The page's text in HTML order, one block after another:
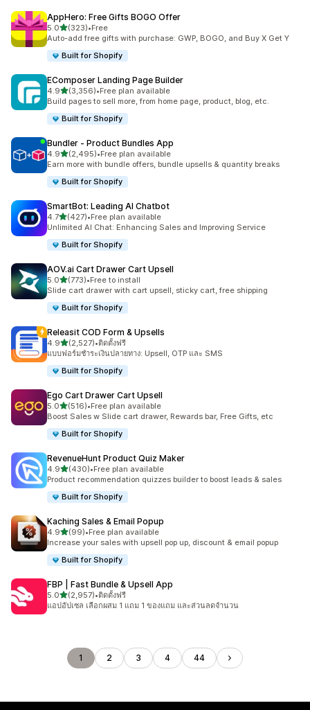
AppHero: Free Gifts BOGO Offer
5.0เต็ม 5 ดาว
(323)
ทั้งหมด 323 รีวิว
•Free
Auto-add free gifts with purchase: GWP, BOGO, and Buy X Get Y
Built for Shopify
EComposer Landing Page Builder
4.9เต็ม 5 ดาว
(3,356)
ทั้งหมด 3356 รีวิว
•Free plan available
Build pages to sell more, from home page, product, blog, etc.
Built for Shopify
Bundler ‑ Product Bundles App
4.9เต็ม 5 ดาว
(2,495)
ทั้งหมด 2495 รีวิว
•Free plan available
Earn more with bundle offers, bundle upsells & quantity breaks
Built for Shopify
SmartBot: Leading AI Chatbot
4.7เต็ม 5 ดาว
(427)
ทั้งหมด 427 รีวิว
•Free plan available
Unlimited AI Chat: Enhancing Sales and Improving Service
Built for Shopify
AOV.ai Cart Drawer Cart Upsell
5.0เต็ม 5 ดาว
(773)
ทั้งหมด 773 รีวิว
•Free to install
Slide cart drawer with cart upsell, sticky cart, free shipping
Built for Shopify
Releasit COD Form & Upsells
4.9เต็ม 5 ดาว
(2,527)
ทั้งหมด 2527 รีวิว
•ติดตั้งฟรี
แบบฟอร์มชำระเงินปลายทาง: Upsell, OTP และ SMS
Built for Shopify
Ego Cart Drawer Cart Upsell
5.0เต็ม 5 ดาว
(516)
ทั้งหมด 516 รีวิว
•Free plan available
Boost Sales w Slide cart drawer, Rewards bar, Free Gifts, etc
Built for Shopify
RevenueHunt Product Quiz Maker
4.9เต็ม 5 ดาว
(430)
ทั้งหมด 430 รีวิว
•Free plan available
Product recommendation quizzes builder to boost leads & sales
Built for Shopify
Kaching Sales & Email Popup
4.9เต็ม 5 ดาว
(99)
ทั้งหมด 99 รีวิว
•Free plan available
Increase your sales with upsell pop up, discount & email popup
Built for Shopify
FBP | Fast Bundle & Upsell App
5.0เต็ม 5 ดาว
(2,957)
ทั้งหมด 2957 รีวิว
•ติดตั้งฟรี
แอปอัปเซล เลือกผสม 1 แถม 1 ของแถม และส่วนลดจำนวน
1 2 3 4 44